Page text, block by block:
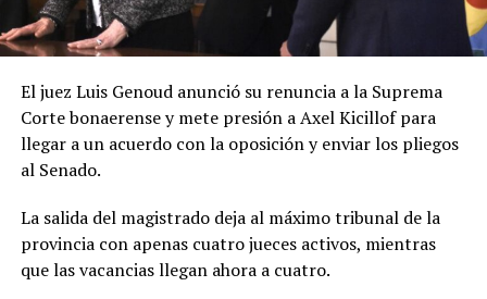
El juez Luis Genoud anunció su renuncia a la Suprema
Corte bonaerense y mete presión a Axel Kicillof para
llegar a un acuerdo con la oposición y enviar los pliegos
al Senado.
La salida del magistrado deja al máximo tribunal de la
provincia con apenas cuatro jueces activos, mientras
que las vacancias llegan ahora a cuatro.